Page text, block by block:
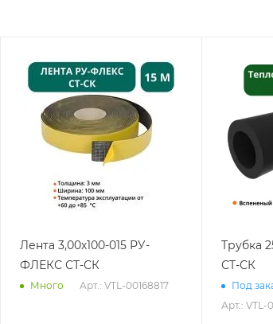
Лента 3,00х100-015 РУ-
ФЛЕКС СТ-СК
Много Арт.: VTL-00168817
Трубка
СТ-СК
Под
Арт.: VTL-